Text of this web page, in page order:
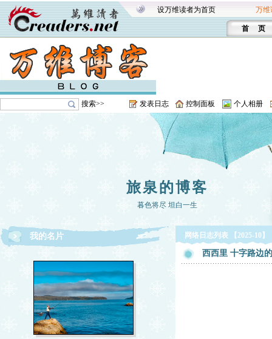
设万维读者为首页 万维
首 页
搜索>> 发表日志 控制面板 个人相册
旅泉的博客
暮色将尽 坦白一生
我的名片 网络日志列表 【2025-10】
西西里 十字路边